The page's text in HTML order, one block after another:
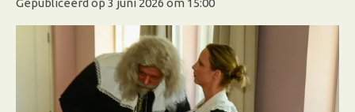
Gepubliceerd op 3 juni 2026 om 15:00